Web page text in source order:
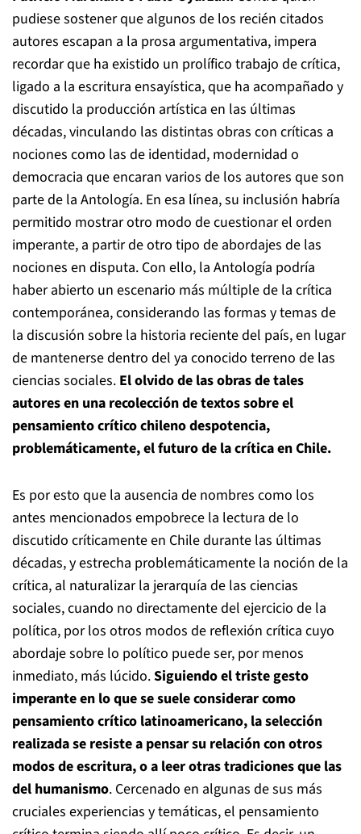
pudiese sostener que algunos de los recién citados
autores escapan a la prosa argumentativa, impera
recordar que ha existido un prolífico trabajo de crítica,
ligado a la escritura ensayística, que ha acompañado y
discutido la producción artística en las últimas
décadas, vinculando las distintas obras con críticas a
nociones como las de identidad, modernidad o
democracia que encaran varios de los autores que son
parte de la Antología. En esa línea, su inclusión habría
permitido mostrar otro modo de cuestionar el orden
imperante, a partir de otro tipo de abordajes de las
nociones en disputa. Con ello, la Antología podría
haber abierto un escenario más múltiple de la crítica
contemporánea, considerando las formas y temas de
la discusión sobre la historia reciente del país, en lugar
de mantenerse dentro del ya conocido terreno de las
ciencias sociales. El olvido de las obras de tales
autores en una recolección de textos sobre el
pensamiento crítico chileno despotencia,
problemáticamente, el futuro de la crítica en Chile.
Es por esto que la ausencia de nombres como los
antes mencionados empobrece la lectura de lo
discutido críticamente en Chile durante las últimas
décadas, y estrecha problemáticamente la noción de la
crítica, al naturalizar la jerarquía de las ciencias
sociales, cuando no directamente del ejercicio de la
política, por los otros modos de reflexión crítica cuyo
abordaje sobre lo político puede ser, por menos
inmediato, más lúcido.Siguiendo el triste gesto
imperante en lo que se suele considerar como
pensamiento crítico latinoamericano, la selección
realizada se resiste a pensar su relación con otros
modos de escritura, o a leer otras tradiciones que las
del humanismo. Cercenado en algunas de sus más
cruciales experiencias y temáticas, el pensamiento